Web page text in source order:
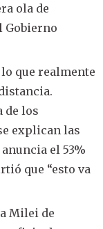
ola de
Gobierno
que realmente
de los
explican las
el 53%
que “esto va
Milei de